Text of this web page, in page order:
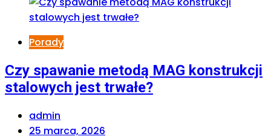
Porady
Czy spawanie metodą MAG konstrukcji
stalowych jest trwałe?
admin
25 marca, 2026